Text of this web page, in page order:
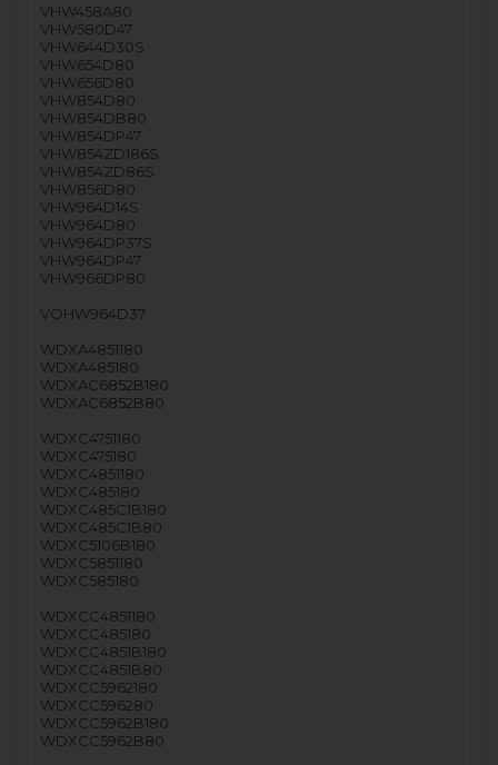
VHW458A80
VHW580D47
VHW644D30S
VHW654D80
VHW656D80
VHW854D80
VHW854DB80
VHW854DP47
VHW854ZD186S
VHW854ZD86S
VHW856D80
VHW964D14S
VHW964D80
VHW964DP37S
VHW964DP47
VHW966DP80
VOHW964D37
WDXA4851180
WDXA485180
WDXAC6852B180
WDXAC6852B80
WDXC4751180
WDXC475180
WDXC4851180
WDXC485180
WDXC485C1B180
WDXC485C1B80
WDXC5106B180
WDXC5851180
WDXC585180
WDXCC4851180
WDXCC485180
WDXCC4851B180
WDXCC4851B80
WDXCC5962180
WDXCC596280
WDXCC5962B180
WDXCC5962B80